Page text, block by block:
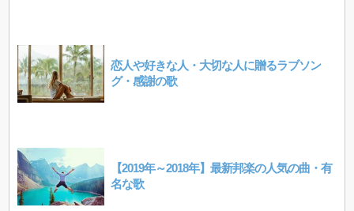
恋人や好きな人・大切な人に贈るラブソン
グ・感謝の歌
【2019年～2018年】最新邦楽の人気の曲・有
名な歌